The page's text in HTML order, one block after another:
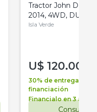
Tractor John Deere
2014, 4WD, DUAL
Isla Verde
U$ 120.000
30% de entrega +
financiación
Financialo en 3 años
Consultar